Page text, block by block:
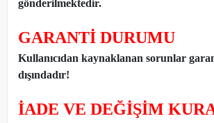
gönderilmektedir.
GARANTİ DURUMU
Kullanıcıdan kaynaklanan sorunlar
dışındadır!
İADE VE DEĞİŞİM